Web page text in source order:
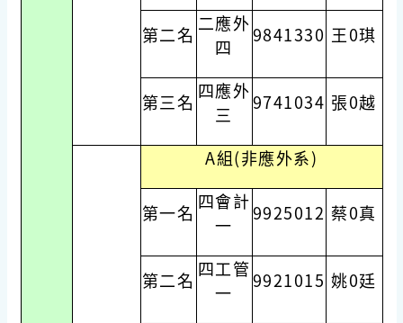
第二名 二應外
四
9841330 王0琪
第三名 四應外
三
9741034 張0越
A組(非應外系)
第一名 四會計
一
9925012 蔡0真
第二名 四工管
一
9921015 姚0廷